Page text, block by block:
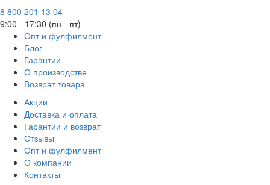
8 800 201 13 04
9:00 - 17:30 (пн - пт)
Опт и фулфилмент
Блог
Гарантии
О производстве
Возврат товара
Акции
Доставка и оплата
Гарантии и возврат
Отзывы
Опт и фулфилмент
О компании
Контакты